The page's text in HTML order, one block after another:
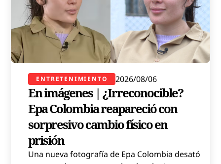
ENTRETENIMIENTO 2026/08/06
En imágenes | ¿Irreconocible?
Epa Colombia reapareció con
sorpresivo cambio físico en
prisión
Una nueva fotografía de Epa Colombia desató